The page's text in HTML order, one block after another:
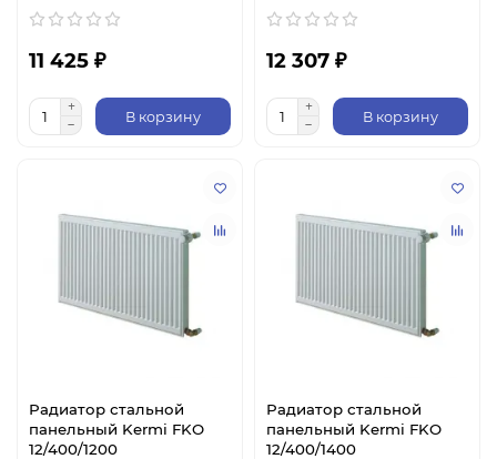
11 425 ₽
В корзину
12 307 ₽
В корзину
Радиатор стальной
панельный Kermi FKO
12/400/1200
Радиатор стальной
панельный Kermi FKO
12/400/1400